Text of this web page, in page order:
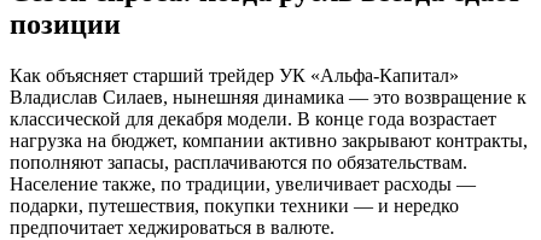
позиции
Как объясняет старший трейдер УК «Альфа-Капитал»
Владислав Силаев, нынешняя динамика — это возвращение к
классической для декабря модели. В конце года возрастает
нагрузка на бюджет, компании активно закрывают контракты,
пополняют запасы, расплачиваются по обязательствам.
Население также, по традиции, увеличивает расходы —
подарки, путешествия, покупки техники — и нередко
предпочитает хеджироваться в валюте.